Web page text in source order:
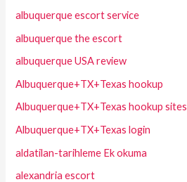
albuquerque escort service
albuquerque the escort
albuquerque USA review
Albuquerque+TX+Texas hookup
Albuquerque+TX+Texas hookup sites
Albuquerque+TX+Texas login
aldatilan-tarihleme Ek okuma
alexandria escort